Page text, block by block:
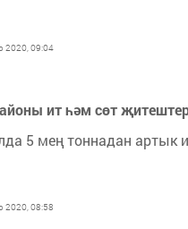
2020, 09:04
ит һәм сөт
5 мең тоннадан артык
2020, 08:58